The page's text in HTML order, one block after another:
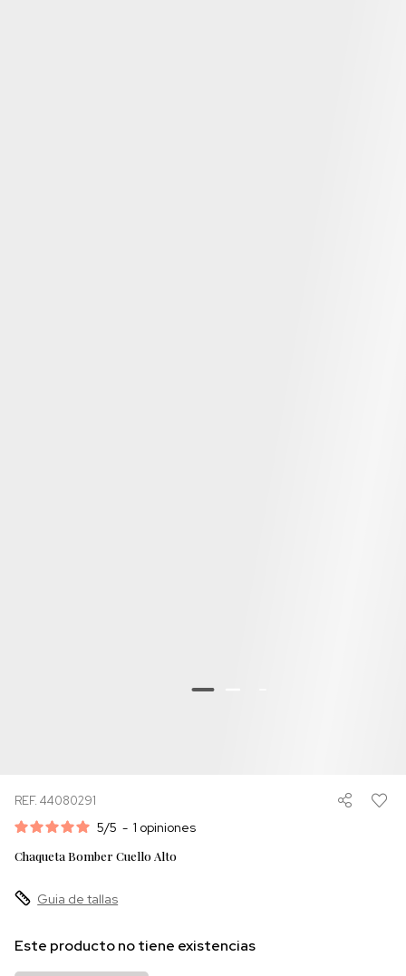
REF. 44080291
5/5 - 1 opiniones
Chaqueta Bomber Cuello Alto
Guia de tallas
Este producto no tiene existencias